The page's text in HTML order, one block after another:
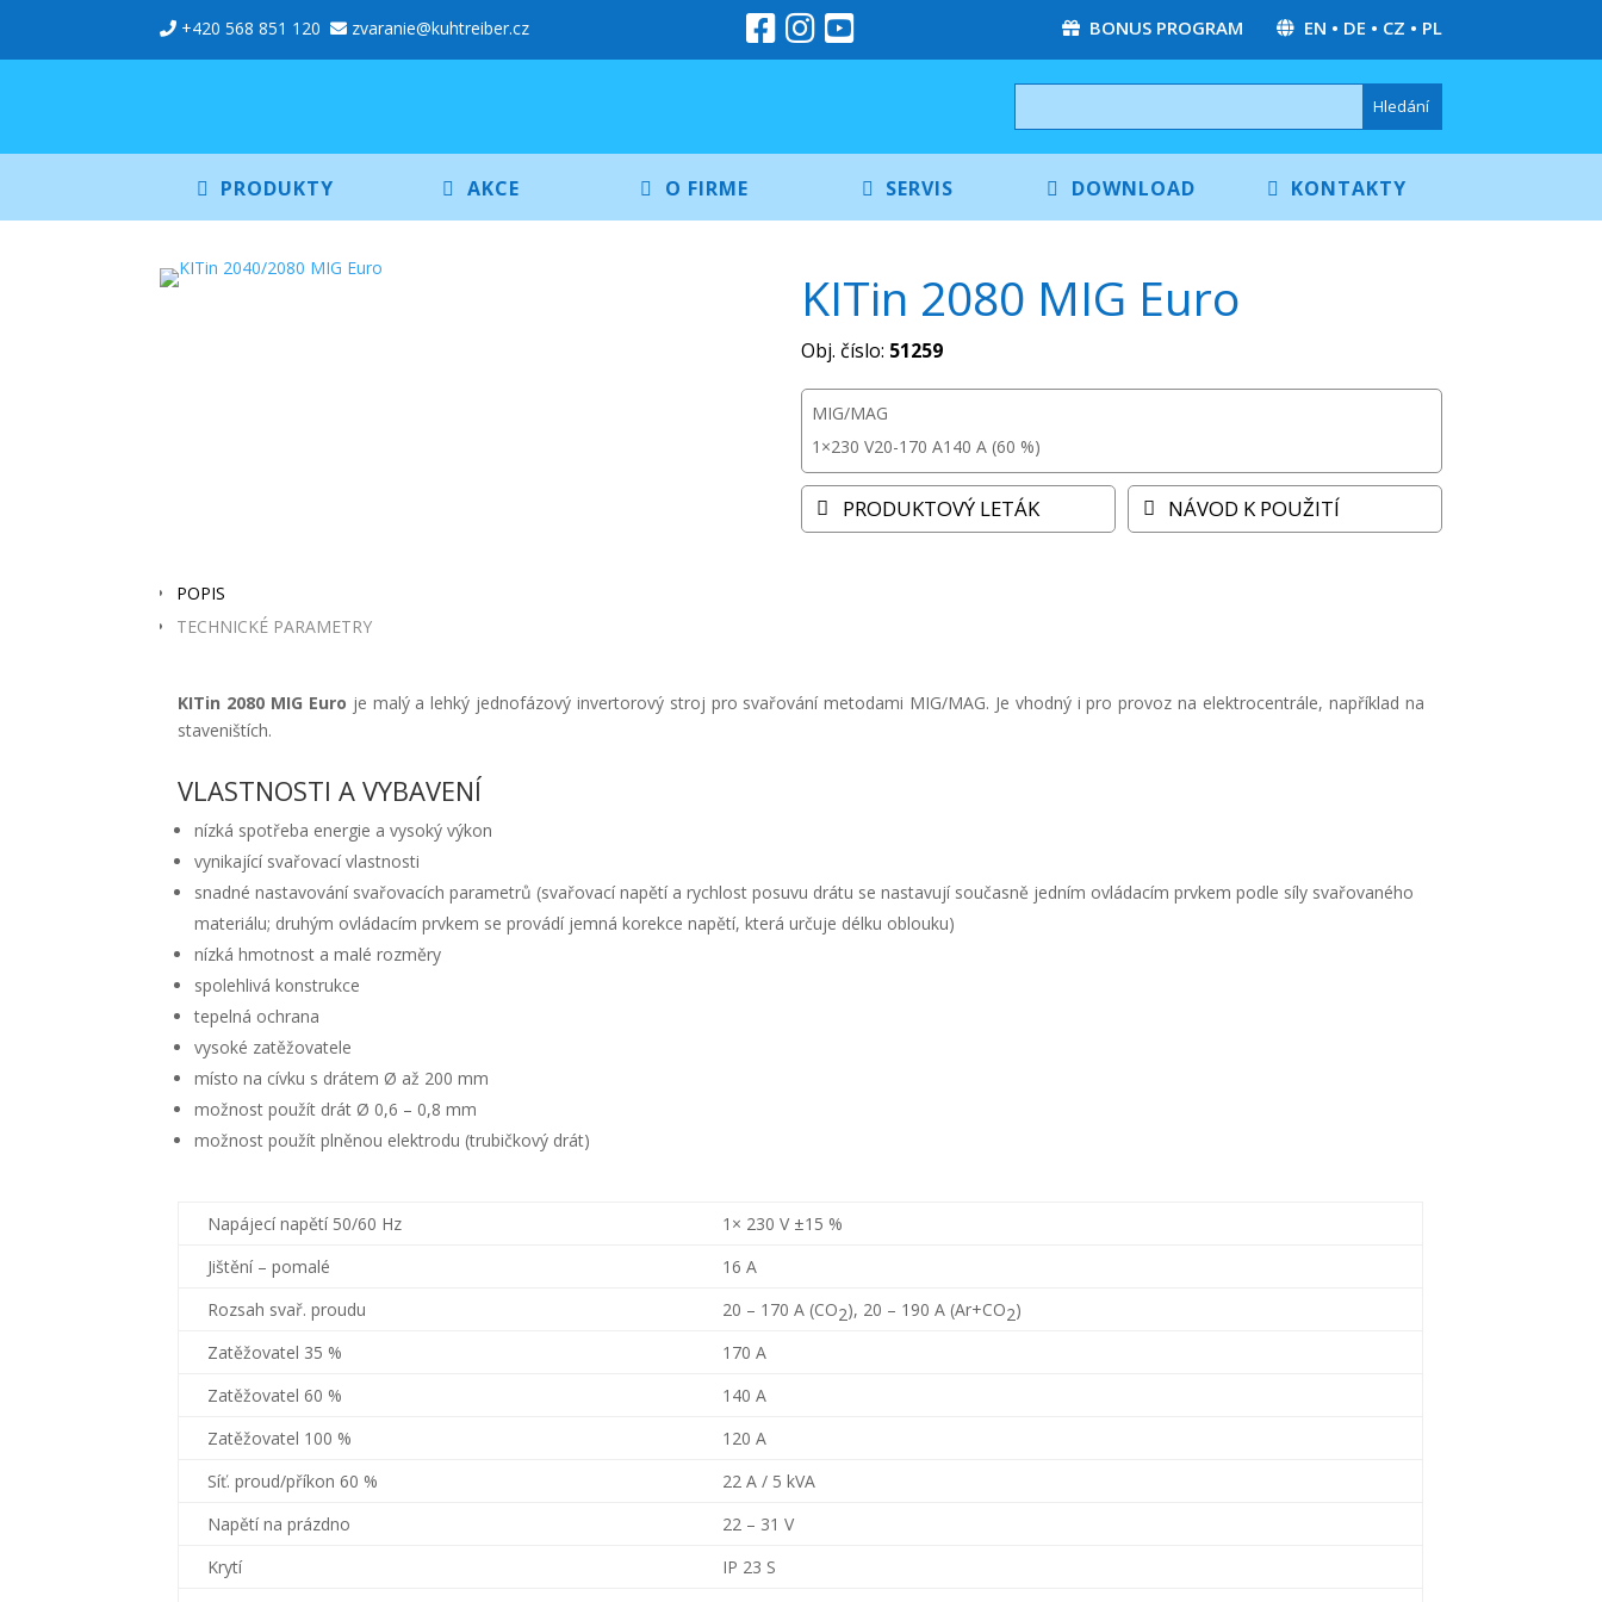
+420 568 851 120 zvaranie@kuhtreiber.cz BONUS PROGRAM EN • DE • CZ • PL
PRODUKTY AKCE O FIRME SERVIS DOWNLOAD KONTAKTY
KITin 2080 MIG Euro
Obj. číslo: 51259
MIG/MAG
1×230 V20-170 A140 A (60 %)
PRODUKTOVÝ LETÁK NÁVOD K POUŽITÍ
POPIS
TECHNICKÉ PARAMETRY
KITin 2080 MIG Euro je malý a lehký jednofázový invertorový stroj pro svařování metodami MIG/MAG. Je vhodný i pro provoz na elektrocentrále, například na
staveništích.
VLASTNOSTI A VYBAVENÍ
nízká spotřeba energie a vysoký výkon
vynikající svařovací vlastnosti
snadné nastavování svařovacích parametrů (svařovací napětí a rychlost posuvu drátu se nastavují současně jedním ovládacím prvkem podle síly svařovaného
materiálu; druhým ovládacím prvkem se provádí jemná korekce napětí, která určuje délku oblouku)
nízká hmotnost a malé rozměry
spolehlivá konstrukce
tepelná ochrana
vysoké zatěžovatele
místo na cívku s drátem Ø až 200 mm
možnost použít drát Ø 0,6 – 0,8 mm
možnost použít plněnou elektrodu (trubičkový drát)
Napájecí napětí 50/60 Hz
1× 230 V ±15 %
Jištění – pomalé
16 A
Rozsah svař. proudu
20 – 170 A (CO2), 20 – 190 A (Ar+CO2)
Zatěžovatel 35 %
170 A
Zatěžovatel 60 %
140 A
Zatěžovatel 100 %
120 A
Síť. proud/příkon 60 %
22 A / 5 kVA
Napětí na prázdno
22 – 31 V
Krytí
IP 23 S